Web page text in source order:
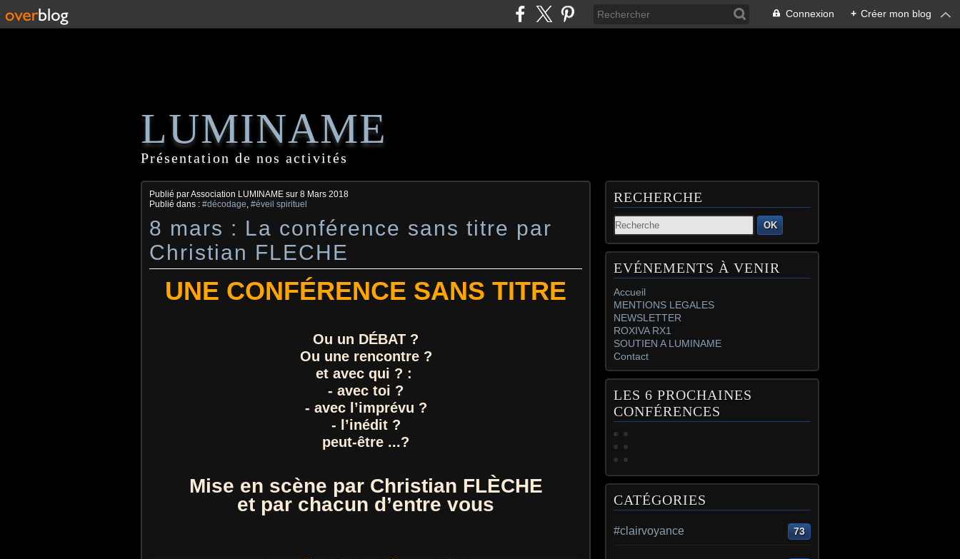
Connexion + Créer mon blog
LUMINAME
Présentation de nos activités
Publié par Association LUMINAME sur 8 Mars 2018
Publié dans : #décodage, #éveil spirituel
8 mars : La conférence sans titre par
Christian FLECHE
UNE CONFÉRENCE SANS TITRE
Ou un DÉBAT ?
Ou une rencontre ?
et avec qui ? :
- avec toi ?
- avec l’imprévu ?
- l’inédit ?
peut-être ...?
Mise en scène par Christian FLÈCHE
et par chacun d’entre vous
RECHERCHE
OK
EVÉNEMENTS À VENIR
Accueil
MENTIONS LEGALES
NEWSLETTER
ROXIVA RX1
SOUTIEN A LUMINAME
Contact
LES 6 PROCHAINES
CONFÉRENCES
CATÉGORIES
#clairvoyance 73